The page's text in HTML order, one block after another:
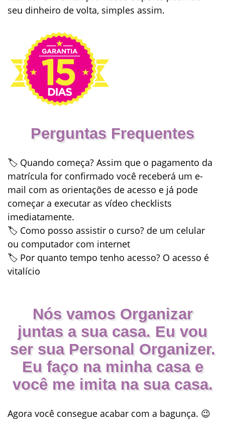
seu dinheiro de volta, simples assim.
Perguntas Frequentes
🏷 Quando começa? Assim que o pagamento da
matrícula for confirmado você receberá um e-
mail com as orientações de acesso e já pode
começar a executar as vídeo checklists
imediatamente.
🏷 Como posso assistir o curso? de um celular
ou computador com internet
🏷 Por quanto tempo tenho acesso? O acesso é
vitalício
Nós vamos Organizar
juntas a sua casa. ​​Eu vou
ser sua Personal Organizer.
Eu faço na minha casa e
você me imita na sua casa.
Agora você consegue acabar com a bagunça. 😉